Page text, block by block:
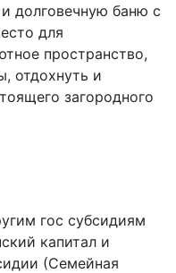
долговечную баню с
для
пространство,
отдохнуть и
загородного
гос субсидиям
капитал и
(Семейная